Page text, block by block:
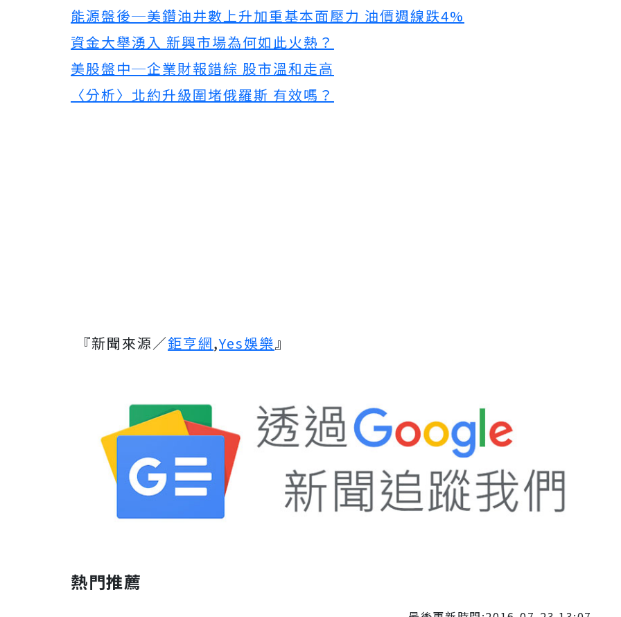
能源盤後─美鑽油井數上升加重基本面壓力 油價週線跌4%
資金大舉湧入 新興市場為何如此火熱？
美股盤中─企業財報錯綜 股市溫和走高
〈分析〉北約升級圍堵俄羅斯 有效嗎？
『新聞來源／鉅亨網,Yes娛樂』
熱門推薦